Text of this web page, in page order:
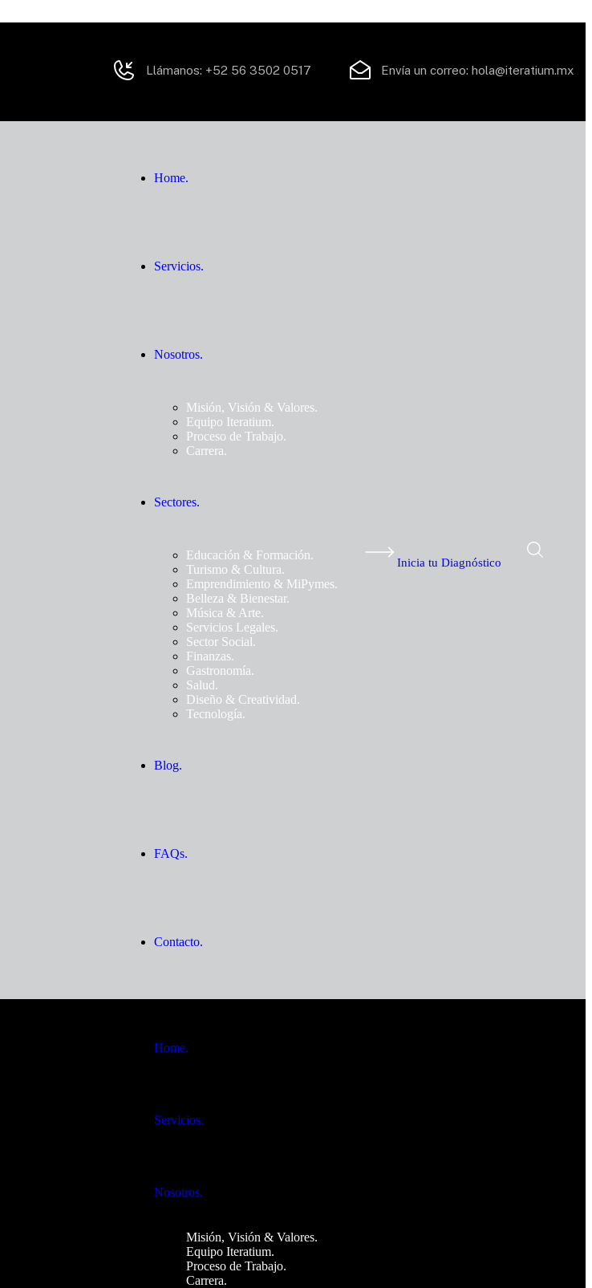
Llámanos: +52 56 3502 0517 Envía un correo: hola@iteratium.mx
Home.
Servicios.
Nosotros.
Misión, Visión & Valores.
Equipo Iteratium.
Proceso de Trabajo.
Carrera.
Sectores.
Educación & Formación.
Turismo & Cultura.
Emprendimiento & MiPymes.
Belleza & Bienestar.
Música & Arte.
Servicios Legales.
Sector Social.
Finanzas.
Gastronomía.
Salud.
Diseño & Creatividad.
Tecnología.
Blog.
FAQs.
Contacto.
Inicia tu Diagnóstico
Home.
Servicios.
Nosotros.
Misión, Visión & Valores.
Equipo Iteratium.
Proceso de Trabajo.
Carrera.